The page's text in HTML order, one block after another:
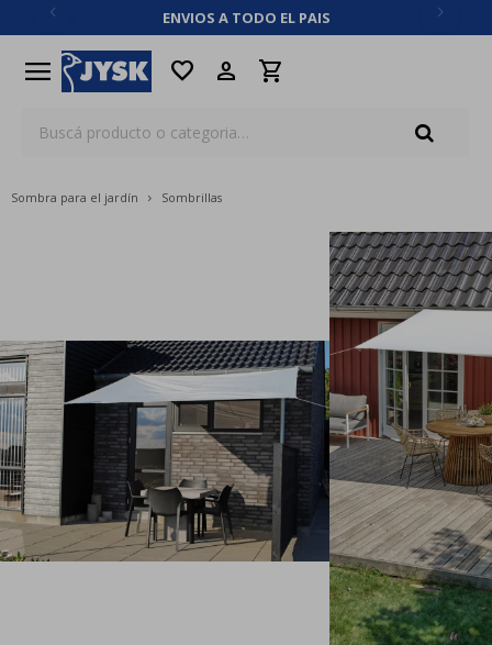
ENVIOS A TODO EL PAIS
menu favorite
Sombra para el jardín Sombrillas
close